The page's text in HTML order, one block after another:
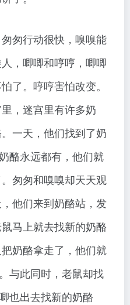
匆行动很快，嗅嗅能
，唧唧和哼哼，唧唧
了。哼哼害怕改变。
，迷宫里有许多奶
一天，他们找到了奶
酪永远都有，他们就
匆匆和嗅嗅却天天观
他们来到奶酪站，发
马上就去找新的奶酪
奶酪拿走了，他们就
与此同时，老鼠却找
也出去找新的奶酪